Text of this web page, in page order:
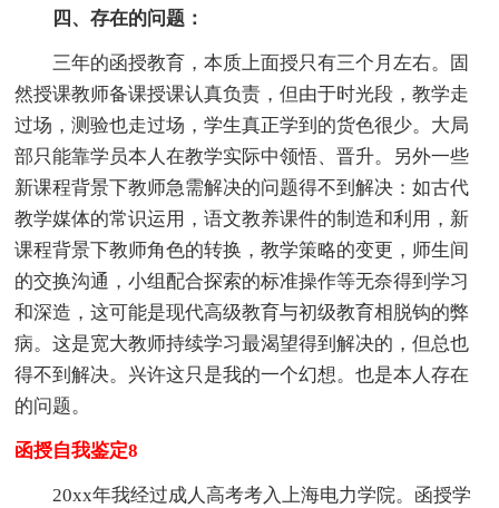
四、存在的问题：
三年的函授教育，本质上面授只有三个月左右。固
然授课教师备课授课认真负责，但由于时光段，教学走
过场，测验也走过场，学生真正学到的货色很少。大局
部只能靠学员本人在教学实际中领悟、晋升。另外一些
新课程背景下教师急需解决的问题得不到解决：如古代
教学媒体的常识运用，语文教养课件的制造和利用，新
课程背景下教师角色的转换，教学策略的变更，师生间
的交换沟通，小组配合探索的标准操作等无奈得到学习
和深造，这可能是现代高级教育与初级教育相脱钩的弊
病。这是宽大教师持续学习最渴望得到解决的，但总也
得不到解决。兴许这只是我的一个幻想。也是本人存在
的问题。
函授自我鉴定8
20xx年我经过成人高考考入上海电力学院。函授学